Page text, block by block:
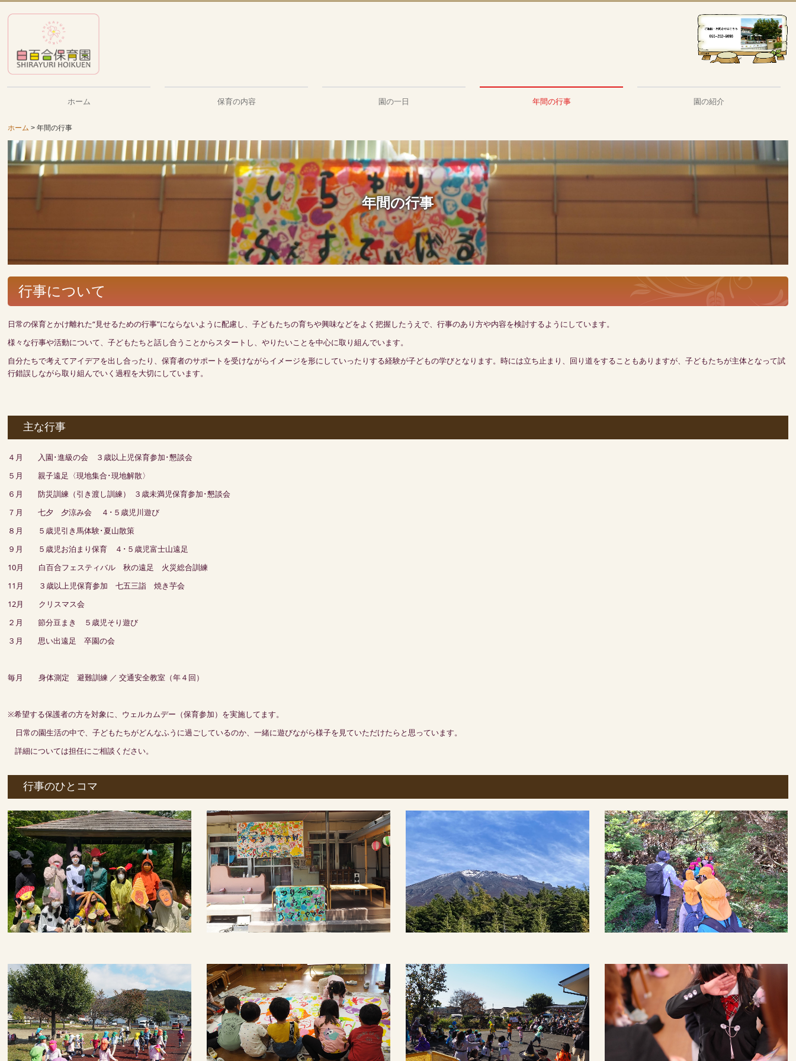
ホーム 保育の内容 園の一日 年間の行事 園の紹介
ホーム 年間の行事
年間の行事
行事について
日常の保育とかけ離れた“見せるための行事”にならないように配慮し、子どもたちの育ちや興味などをよく把握したうえで、行事のあり方や内容を検討するようにしています。
様々な行事や活動について、子どもたちと話し合うことからスタートし、やりたいことを中心に取り組んでいます。
自分たちで考えてアイデアを出し合ったり、保育者のサポートを受けながらイメージを形にしていったりする経験が子どもの学びとなります。時には立ち止まり、回り道をすることもありますが、子どもたちが主体となって試
行錯誤しながら取り組んでいく過程を大切にしています。
主な行事
４月 入園･進級の会 ３歳以上児保育参加･懇談会
５月 親子遠足〈現地集合･現地解散〉
６月 防災訓練（引き渡し訓練） ３歳未満児保育参加･懇談会
７月 七夕 夕涼み会 ４･５歳児川遊び
８月 ５歳児引き馬体験･夏山散策
９月 ５歳児お泊まり保育 ４･５歳児富士山遠足
10月 白百合フェスティバル 秋の遠足 火災総合訓練
11月 ３歳以上児保育参加 七五三詣 焼き芋会
12月 クリスマス会
２月 節分豆まき ５歳児そり遊び
３月 思い出遠足 卒園の会
毎月 身体測定 避難訓練 ／ 交通安全教室（年４回）
※希望する保護者の方を対象に、ウェルカムデー（保育参加）を実施してます。
日常の園生活の中で、子どもたちがどんなふうに過ごしているのか、一緒に遊びながら様子を見ていただけたらと思っています。
詳細については担任にご相談ください。
行事のひとコマ